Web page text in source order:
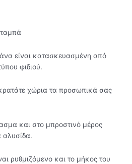
είναι κατασκευασμένη από
φιδιού.
χώρια τα προσωπικά σας
και στο μπροστινό μέρος
αλυσίδα.
ρυθμιζόμενο και το μήκος του